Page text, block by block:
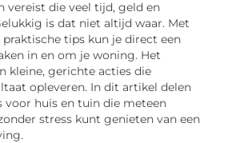
vereist die veel tijd, geld en
is dat niet altijd waar. Met
praktische tips kun je direct een
in en om je woning. Het
kleine, gerichte acties die
opleveren. In dit artikel delen
voor huis en tuin die meteen
stress kunt genieten van een